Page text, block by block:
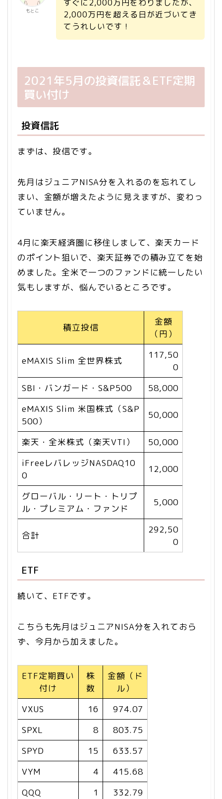
もとこ
すぐに2,000万円をわりましたが、
2,000万円を超える日が近づいてき
てうれしいです！
2021年5月の投資信託＆ETF定期
買い付け
投資信託
まずは、投信です。
先月はジュニアNISA分を入れるのを忘れてし
まい、金額が増えたように見えますが、変わっ
ていません。
4月に楽天経済圏に移住しまして、楽天カード
のポイント狙いで、楽天証券での積み立てを始
めました。全米で一つのファンドに統一したい
気もしますが、悩んでいるところです。
積立投信
金額
（円）
eMAXIS Slim 全世界株式
117,50
0
SBI・バンガード・S&P500
58,000
eMAXIS Slim 米国株式（S&P
500）
50,000
楽天・全米株式（楽天VTI）
50,000
iFreeレバレッジNASDAQ10
0
12,000
グローバル・リート・トリプ
ル・プレミアム・ファンド
5,000
合計
292,50
0
ETF
続いて、ETFです。
こちらも先月はジュニアNISA分を入れておら
ず、今月から加えました。
ETF定期買い
付け
株
数
金額（ド
ル）
VXUS
16
974.07
SPXL
8
803.75
SPYD
15
633.57
VYM
4
415.68
QQQ
1
332.79